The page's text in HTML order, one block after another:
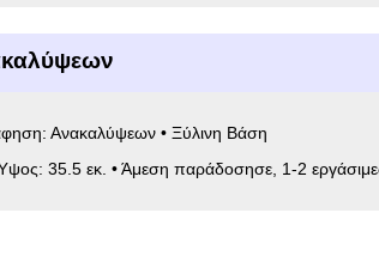
Ανακαλύψεων • Ξύλινη Βάση
35.5 εκ. • Άμεση παράδοσησε, 1-2